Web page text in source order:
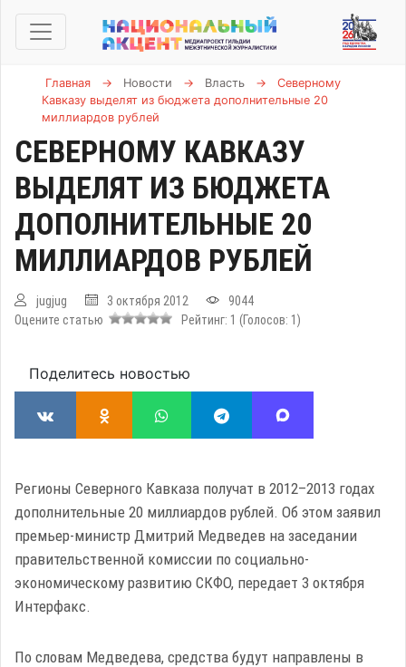
Главная → Новости → Власть →
Северному
Кавказу выделят из бюджета дополнительные 20
миллиардов рублей
СЕВЕРНОМУ КАВКАЗУ
ВЫДЕЛЯТ ИЗ БЮДЖЕТА
ДОПОЛНИТЕЛЬНЫЕ 20
МИЛЛИАРДОВ РУБЛЕЙ
jugjug 3 октября 2012
9044
Оцените статью
Рейтинг: 1 (Голосов: 1 )
Поделитесь новостью
Регионы Северного Кавказа получат в 2012–2013 годах
дополнительные 20 миллиардов рублей. Об этом заявил
премьер-министр Дмитрий Медведев на заседании
правительственной комиссии по социально-
экономическому развитию СКФО, передает 3 октября
Интерфакс.
По словам Медведева, средства будут направлены в